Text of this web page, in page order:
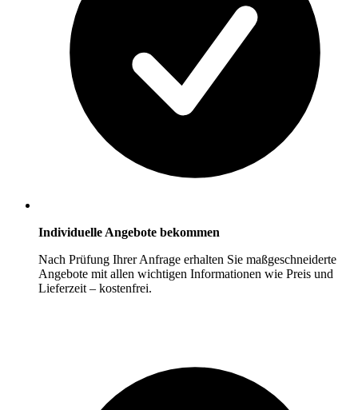
Individuelle Angebote bekommen
Nach Prüfung Ihrer Anfrage erhalten Sie maßgeschneiderte
Angebote mit allen wichtigen Informationen wie Preis und
Lieferzeit – kostenfrei.